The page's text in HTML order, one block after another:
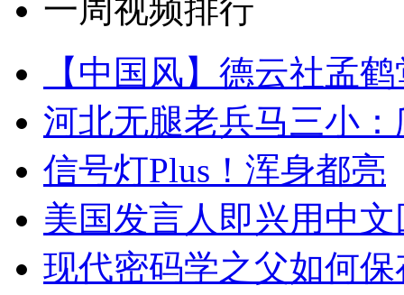
一周视频排行
【中国风】德云社孟
河北无腿老兵马三小
信号灯Plus！浑身都亮
美国发言人即兴用中
现代密码学之父如何